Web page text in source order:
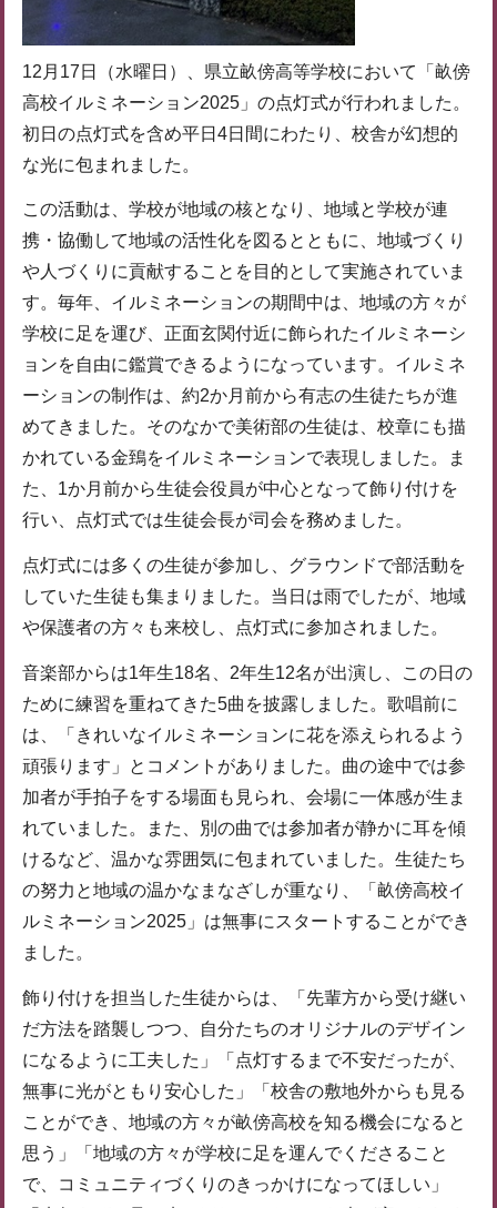
12月17日（水曜日）、県立畝傍高等学校において「畝傍
高校イルミネーション2025」の点灯式が行われました。
初日の点灯式を含め平日4日間にわたり、校舎が幻想的
な光に包まれました。
この活動は、学校が地域の核となり、地域と学校が連
携・協働して地域の活性化を図るとともに、地域づくり
や人づくりに貢献することを目的として実施されていま
す。毎年、イルミネーションの期間中は、地域の方々が
学校に足を運び、正面玄関付近に飾られたイルミネーシ
ョンを自由に鑑賞できるようになっています。イルミネ
ーションの制作は、約2か月前から有志の生徒たちが進
めてきました。そのなかで美術部の生徒は、校章にも描
かれている金鵄をイルミネーションで表現しました。ま
た、1か月前から生徒会役員が中心となって飾り付けを
行い、点灯式では生徒会長が司会を務めました。
点灯式には多くの生徒が参加し、グラウンドで部活動を
していた生徒も集まりました。当日は雨でしたが、地域
や保護者の方々も来校し、点灯式に参加されました。
音楽部からは1年生18名、2年生12名が出演し、この日の
ために練習を重ねてきた5曲を披露しました。歌唱前に
は、「きれいなイルミネーションに花を添えられるよう
頑張ります」とコメントがありました。曲の途中では参
加者が手拍子をする場面も見られ、会場に一体感が生ま
れていました。また、別の曲では参加者が静かに耳を傾
けるなど、温かな雰囲気に包まれていました。生徒たち
の努力と地域の温かなまなざしが重なり、「畝傍高校イ
ルミネーション2025」は無事にスタートすることができ
ました。
飾り付けを担当した生徒からは、「先輩方から受け継い
だ方法を踏襲しつつ、自分たちのオリジナルのデザイン
になるように工夫した」「点灯するまで不安だったが、
無事に光がともり安心した」「校舎の敷地外からも見る
ことができ、地域の方々が畝傍高校を知る機会になると
思う」「地域の方々が学校に足を運んでくださること
で、コミュニティづくりのきっかけになってほしい」